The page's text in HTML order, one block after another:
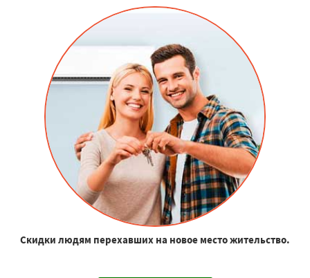
Скидки людям перехавших на новое место жительство.